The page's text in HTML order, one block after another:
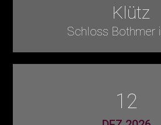
Klütz
Schloss Bothmer
12